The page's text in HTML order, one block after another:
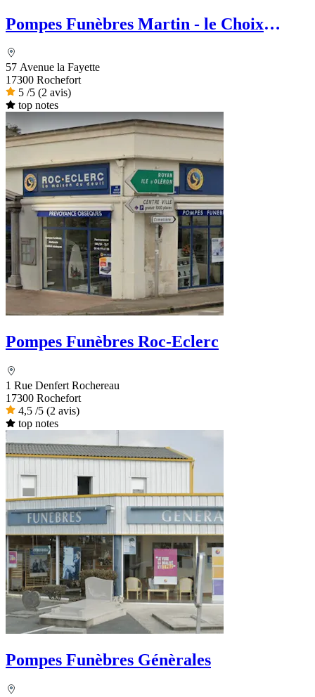
Pompes Funèbres Martin - le Choix
57 Avenue la Fayette
17300 Rochefort
5 /5 (2 avis)
top notes
Pompes Funèbres Roc-Eclerc
1 Rue Denfert Rochereau
17300 Rochefort
4,5 /5 (2 avis)
top notes
Pompes Funèbres Génèrales